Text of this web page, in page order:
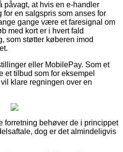
at hvis en e-handler
for en salgspris som anses for
gange være et faresignal om
med kort er i hvert fald
som støtter køberen imod
eller MobilePay. Som et
et tilbud som for eksempel
klare regningen over en
forretning behøver de i princippet
dog er det almindeligvis